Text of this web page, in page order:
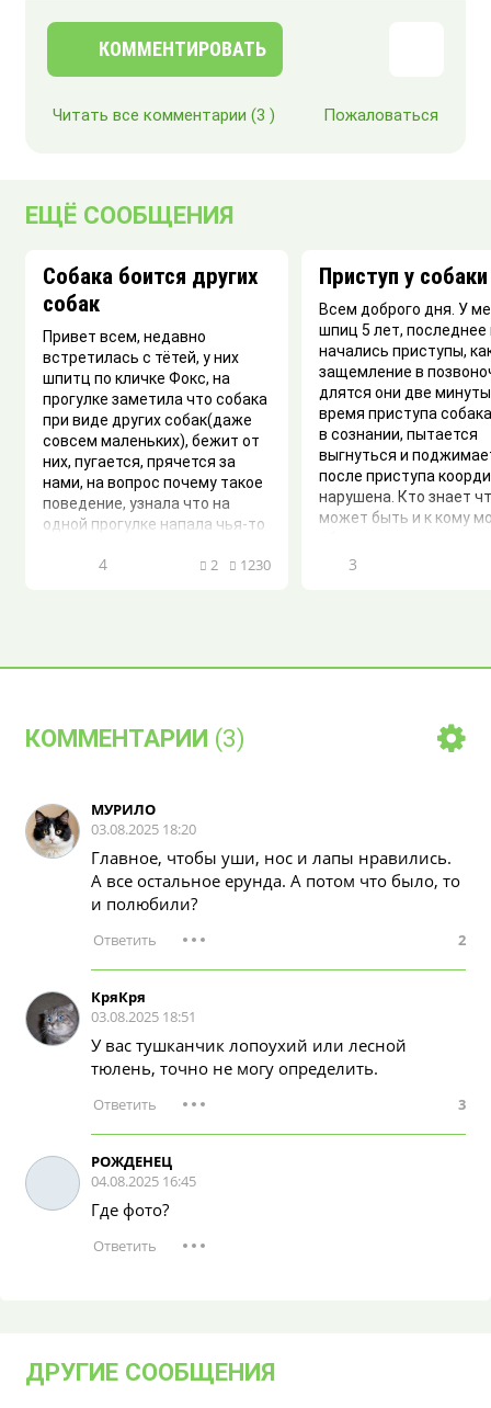
КОММЕНТИРОВАТЬ
Читать все комментарии (3 ) Пожаловаться
ЕЩЁ СООБЩЕНИЯ
Собака боится других
собак
Привет всем, недавно
встретилась с тётей, у них
шпитц по кличке Фокс, на
прогулке заметила что собака
при виде других собак(даже
совсем маленьких), бежит от
них, пугается, прячется за
нами, на вопрос почему такое
поведение, узнала что на
одной прогулке напала чья-то
4 2 1230
Приступ у собаки
Всем доброго дня. У
шпиц 5 лет,
начались приступы,
защемление в
длятся они две
время приступа
в сознании, пытается
выгнуться и
после приступа
нарушена. Кто знает
может быть и к кому
3
КОММЕНТАРИИ (3)
МУРИЛО
03.08.2025 18:20
Главное, чтобы уши, нос и лапы нравились.
А все остальное ерунда. А потом что было, то
и полюбили?
2
КряКря
03.08.2025 18:51
У вас тушканчик лопоухий или лесной
тюлень, точно не могу определить.
3
РОЖДЕНЕЦ
04.08.2025 16:45
Где фото?
ДРУГИЕ СООБЩЕНИЯ